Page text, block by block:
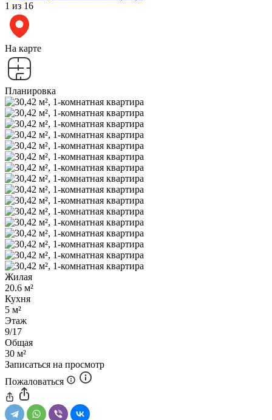
1 из 16
На карте
Планировка
Жилая
20.6 м²
Кухня
5 м²
Этаж
9/17
Общая
30 м²
Записаться на просмотр
Пожаловаться